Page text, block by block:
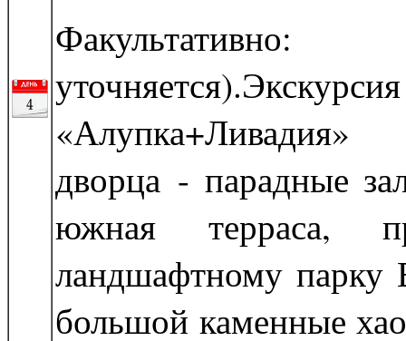
уточняется).Экскурсия
дворца - парадные
южная терраса,
ландшафтному парку
большой каменные